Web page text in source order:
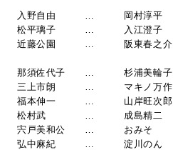
入野自由 … 岡村淳平
松平璃子 … 入江澄子
近藤公園 … 阪東春之介
那須佐代子 … 杉浦美輪子
三上市朗 … マキノ万作
福本伸一 … 山岸旺次郎
松村武 … 成島精二
宍戸美和公 … おみそ
弘中麻紀 … 淀川のん